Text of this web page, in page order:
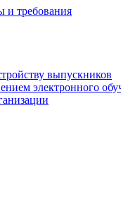
и требования
выпускников
электронного